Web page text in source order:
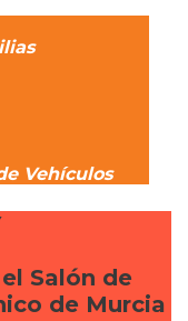
Vehículos
Salón de
de Murcia